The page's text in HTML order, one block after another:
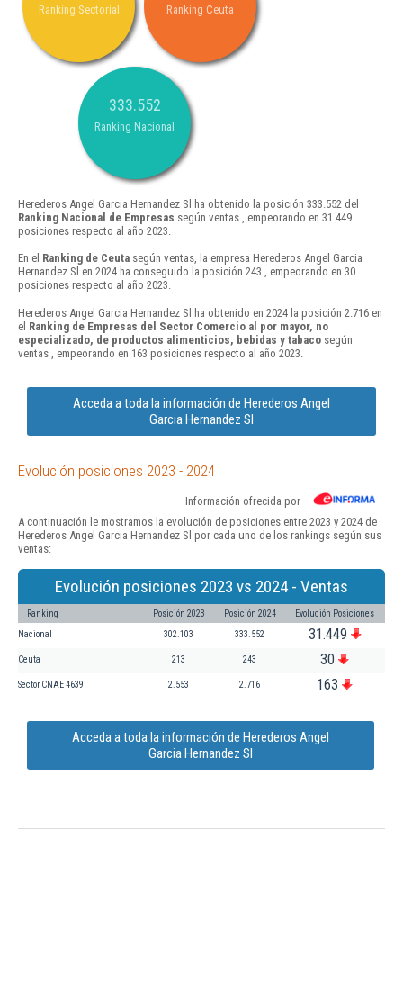
Ranking Sectorial Ranking Ceuta
333.552
Ranking Nacional
Herederos Angel Garcia Hernandez Sl ha obtenido la posición 333.552 del
Ranking Nacional de Empresas según ventas , empeorando en 31.449
posiciones respecto al año 2023.
En el Ranking de Ceuta según ventas, la empresa Herederos Angel Garcia
Hernandez Sl en 2024 ha conseguido la posición 243 , empeorando en 30
posiciones respecto al año 2023.
Herederos Angel Garcia Hernandez Sl ha obtenido en 2024 la posición 2.716 en
el Ranking de Empresas del Sector Comercio al por mayor, no
especializado, de productos alimenticios, bebidas y tabaco según
ventas , empeorando en 163 posiciones respecto al año 2023.
Acceda a toda la información de Herederos Angel
Garcia Hernandez Sl
Evolución posiciones 2023 - 2024
Información ofrecida por
A continuación le mostramos la evolución de posiciones entre 2023 y 2024 de
Herederos Angel Garcia Hernandez Sl por cada uno de los rankings según sus
ventas:
Evolución posiciones 2023 vs 2024 - Ventas
Ranking Posición 2023 Posición 2024 Evolución Posiciones
Nacional 302.103 333.552 31.449
Ceuta 213 243 30
Sector CNAE 4639 2.553 2.716 163
Acceda a toda la información de Herederos Angel
Garcia Hernandez Sl